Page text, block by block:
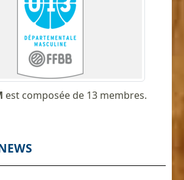
est composée de 13 membres.